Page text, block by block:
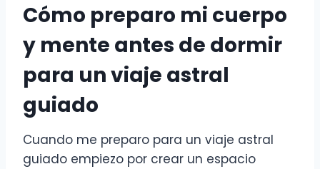
Cómo preparo mi cuerpo
y mente antes de dormir
para un viaje astral
guiado
Cuando me preparo para un viaje astral
guiado empiezo por crear un espacio